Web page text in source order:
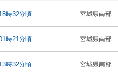
時32分頃 宮城県南部
時21分頃 宮城県南部
時32分頃 宮城県南部